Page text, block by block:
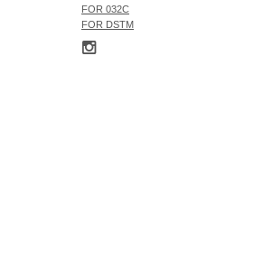
FOR 032C
FOR DSTM